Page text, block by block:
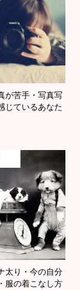
が苦手・写真写
じているあなた
太り・今の自分
服の着こなし方